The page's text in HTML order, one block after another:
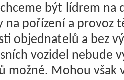
být lídrem na
na pořízení a provoz
objednatelů a bez
vozidel nebude
možné. Mohou však